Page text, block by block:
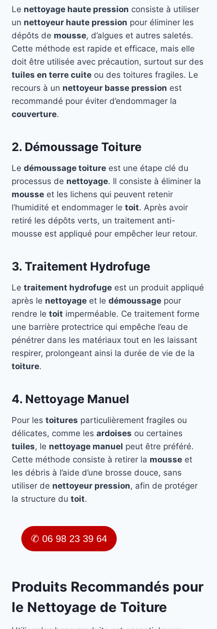
Le nettoyage haute pression consiste à utiliser
un nettoyeur haute pression pour éliminer les
dépôts de mousse, d’algues et autres saletés.
Cette méthode est rapide et efficace, mais elle
doit être utilisée avec précaution, surtout sur des
tuiles en terre cuite ou des toitures fragiles. Le
recours à un nettoyeur basse pression est
recommandé pour éviter d’endommager la
couverture.
2. Démoussage Toiture
Le démoussage toiture est une étape clé du
processus de nettoyage. Il consiste à éliminer la
mousse et les lichens qui peuvent retenir
l’humidité et endommager le toit. Après avoir
retiré les dépôts verts, un traitement anti-
mousse est appliqué pour empêcher leur retour.
3. Traitement Hydrofuge
Le traitement hydrofuge est un produit appliqué
après le nettoyage et le démoussage pour
rendre le toit imperméable. Ce traitement forme
une barrière protectrice qui empêche l’eau de
pénétrer dans les matériaux tout en les laissant
respirer, prolongeant ainsi la durée de vie de la
toiture.
4. Nettoyage Manuel
Pour les toitures particulièrement fragiles ou
délicates, comme les ardoises ou certaines
tuiles, le nettoyage manuel peut être préféré.
Cette méthode consiste à retirer la mousse et
les débris à l’aide d’une brosse douce, sans
utiliser de nettoyeur pression, afin de protéger
la structure du toit.
✆ 06 98 23 39 64
Produits Recommandés pour
le Nettoyage de Toiture